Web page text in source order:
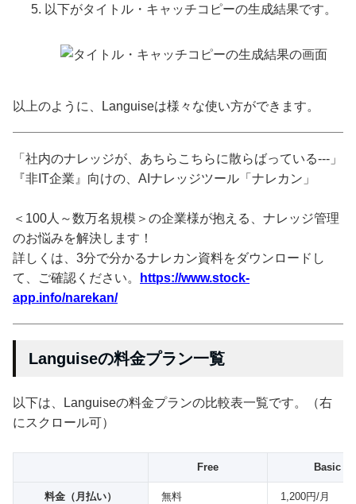
以下がタイトル・キャッチコピーの生成結果です。
以上のように、Languiseは様々な使い方ができます。
「社内のナレッジが、あちらこちらに散らばっている---」
『非IT企業』向けの、AIナレッジツール「ナレカン」
＜100人～数万名規模＞の企業様が抱える、ナレッジ管理
のお悩みを解決します！
詳しくは、3分で分かるナレカン資料をダウンロードし
て、ご確認ください。
https://www.stock-
app.info/narekan/
Languiseの料金プラン一覧
以下は、Languiseの料金プランの比較表一覧です。（右
にスクロール可）
Free Basic
料金（月払い） 無料 1,200円/月